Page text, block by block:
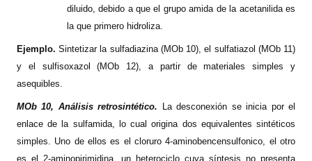
diluido, debido a que el grupo amida de la acetanilida es
la que primero hidroliza.
Ejemplo. Sintetizar la sulfadiazina (MOb 10), el sulfatiazol (MOb 11)
y el sulfisoxazol (MOb 12), a partir de materiales simples y
asequibles.
MOb 10, Análisis retrosintético.
La desconexión se inicia por el
enlace de la sulfamida, lo cual origina dos equivalentes sintéticos
simples. Uno de ellos es el cloruro 4-aminobencensulfonico, el otro
es el 2-aminopirimidina, un heterociclo cuya síntesis no presenta